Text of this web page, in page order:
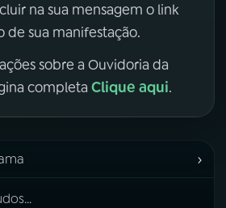
na sua mensagem o link
de sua manifestação.
sobre a Ouvidoria da
completa Clique aqui.
›